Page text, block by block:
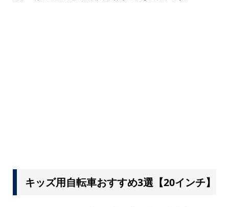
キッズ用自転車おすすめ3選【20インチ】